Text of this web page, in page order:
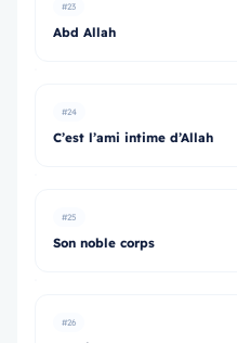
#23
Abd Allah
#24
C’est l’ami intime d’Allah
#25
Son noble corps
#26